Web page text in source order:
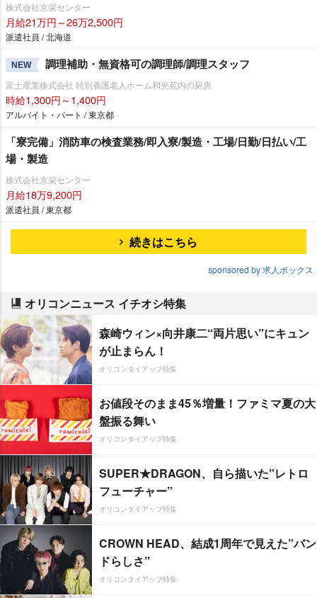
株式会社京栄センター
月給21万円～26万2,500円
派遣社員 / 北海道
NEW 調理補助・無資格可の調理師/調理スタッフ
富士産業株式会社 特別養護老人ホーム和光苑内の厨房
時給1,300円～1,400円
アルバイト・パート / 東京都
「寮完備」消防車の検査業務/即入寮/製造・工場/日勤/日払い/工
場・製造
株式会社京栄センター
月給18万9,200円
派遣社員 / 東京都
続きはこちら
sponsored by 求人ボックス
オリコンニュース イチオシ特集
森崎ウィン×向井康二“両片思い”にキュン
が止まらん！
オリコンタイアップ特集
お値段そのまま45％増量！ファミマ夏の大
盤振る舞い
オリコンタイアップ特集
SUPER★DRAGON、自ら描いた”レトロ
フューチャー”
オリコンタイアップ特集
CROWN HEAD、結成1周年で見えた”バン
ドらしさ”
オリコンタイアップ特集